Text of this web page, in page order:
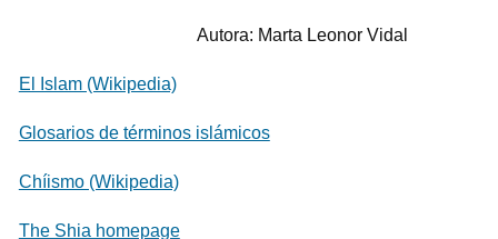
Autora: Marta Leonor Vidal
El Islam (Wikipedia)
Glosarios de términos islámicos
Chíismo (Wikipedia)
The Shia homepage